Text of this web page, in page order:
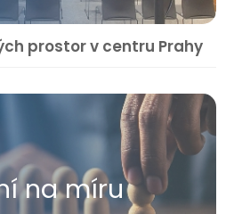
prostor v centru Prahy
na míru